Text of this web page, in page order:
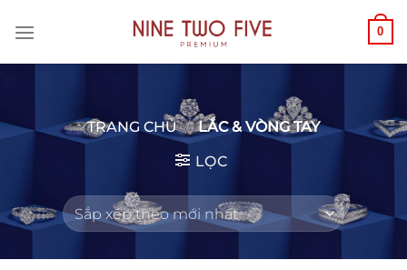
đến
0
TRANG CHỦ / LẮC & VÒNG TAY
LỌC